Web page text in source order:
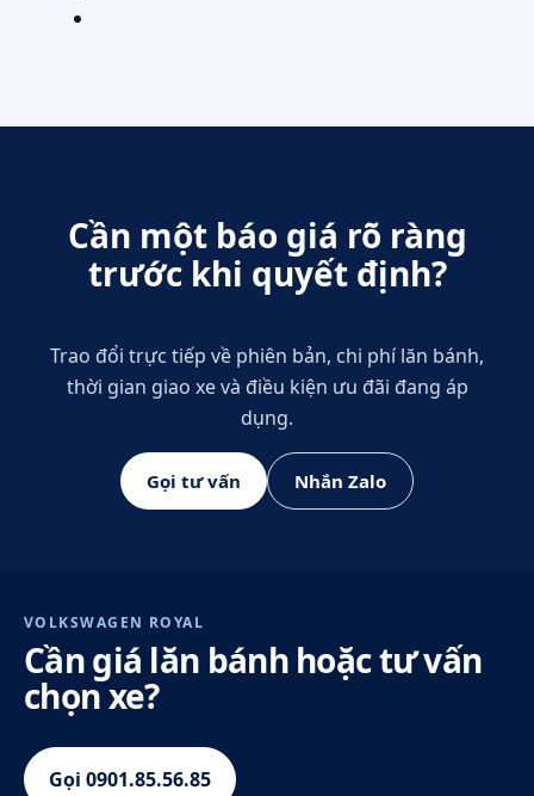
Cần một báo giá rõ ràng
trước khi quyết định?
Trao đổi trực tiếp về phiên bản, chi phí lăn bánh,
thời gian giao xe và điều kiện ưu đãi đang áp
dụng.
Gọi tư vấn Nhắn Zalo
VOLKSWAGEN ROYAL
Cần giá lăn bánh hoặc tư vấn
chọn xe?
Gọi 0901.85.56.85